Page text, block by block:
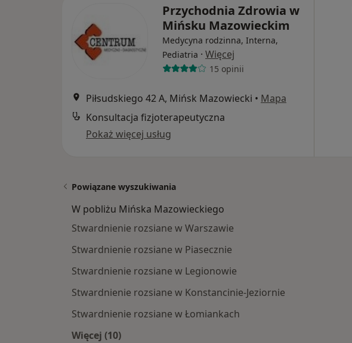
Przychodnia Zdrowia w
Mińsku Mazowieckim
Medycyna rodzinna, Interna,
Pediatria · Więcej
15 opinii
Piłsudskiego 42 A, Mińsk Mazowiecki • Mapa
Konsultacja fizjoterapeutyczna
Pokaż więcej usług
Powiązane wyszukiwania
W pobliżu Mińska Mazowieckiego
Stwardnienie rozsiane w Warszawie
Stwardnienie rozsiane w Piasecznie
Stwardnienie rozsiane w Legionowie
Stwardnienie rozsiane w Konstancinie-Jeziornie
Stwardnienie rozsiane w Łomiankach
Więcej (10)